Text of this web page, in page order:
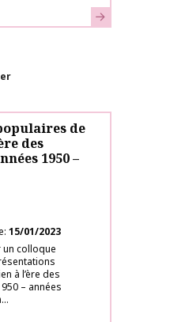
Learn more
de
des
1950 –
15/01/2023
colloque
à l’ère des
– années